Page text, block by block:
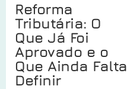
Reforma
Tributária: O
Que Já Foi
Aprovado e o
Que Ainda Falta
Definir